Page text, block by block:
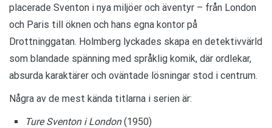
placerade Sventon i nya miljöer och äventyr – från London
och Paris till öknen och hans egna kontor på
Drottninggatan. Holmberg lyckades skapa en detektivvärld
som blandade spänning med språklig komik, där ordlekar,
absurda karaktärer och oväntade lösningar stod i centrum.
Några av de mest kända titlarna i serien är:
Ture Sventon i London(1950)